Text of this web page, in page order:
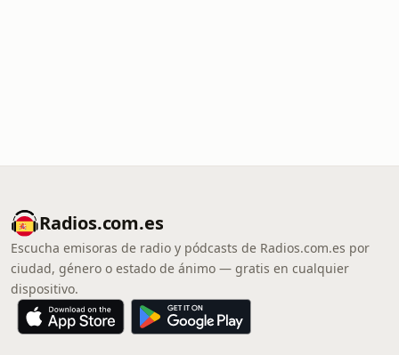
Radios.com.es
Escucha emisoras de radio y pódcasts de Radios.com.es por
ciudad, género o estado de ánimo — gratis en cualquier
dispositivo.